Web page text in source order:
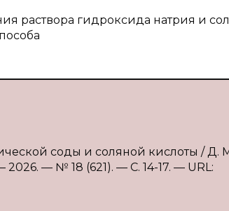
раствора гидроксида натрия и
соды и соляной кислоты / Д.
— № 18 (621). — С. 14-17. — URL: